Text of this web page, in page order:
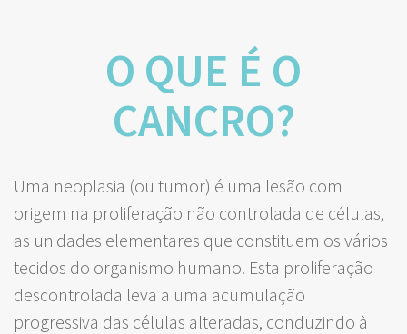
O QUE É O
CANCRO?
Uma neoplasia (ou tumor) é uma lesão com
origem na proliferação não controlada de células,
as unidades elementares que constituem os vários
tecidos do organismo humano. Esta proliferação
descontrolada leva a uma acumulação
progressiva das células alteradas, conduzindo à